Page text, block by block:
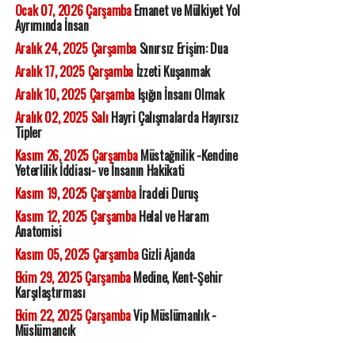
Ocak 07, 2026 ÇarşambaEmanet ve Mülkiyet Yol
Ayrımında İnsan
Aralık 24, 2025 ÇarşambaSınırsız Erişim: Dua
Aralık 17, 2025 Çarşambaİzzeti Kuşanmak
Aralık 10, 2025 ÇarşambaIşığın İnsanı Olmak
Aralık 02, 2025 SalıHayri Çalışmalarda Hayırsız
Tipler
Kasım 26, 2025 ÇarşambaMüstağnilik -Kendine
Yeterlilik İddiası- ve İnsanın Hakikati
Kasım 19, 2025 Çarşambaİradeli Duruş
Kasım 12, 2025 ÇarşambaHelal ve Haram
Anatomisi
Kasım 05, 2025 ÇarşambaGizli Ajanda
Ekim 29, 2025 ÇarşambaMedine, Kent-Şehir
Karşılaştırması
Ekim 22, 2025 ÇarşambaVip Müslümanlık -
Müslümancık